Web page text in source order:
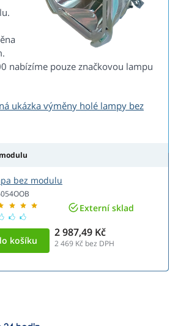
nabízíme pouze značkovou lampu
ukázka výměny holé lampy bez
bez modulu
Externí sklad
2 987,49 Kč
2 469 Kč bez DPH